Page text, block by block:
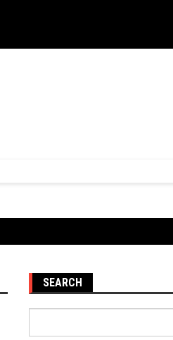
Delírios de Hamilton celebra 30
SEARCH